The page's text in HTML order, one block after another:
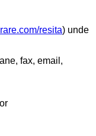
resita) unde
fax, email,